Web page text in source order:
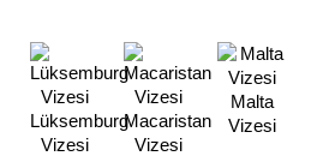
Lüksemburg
Vizesi
Macaristan
Vizesi
Malta
Vizesi